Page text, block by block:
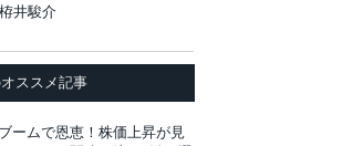
井駿介
ススメ記事
ームで恩恵！株価上昇が見